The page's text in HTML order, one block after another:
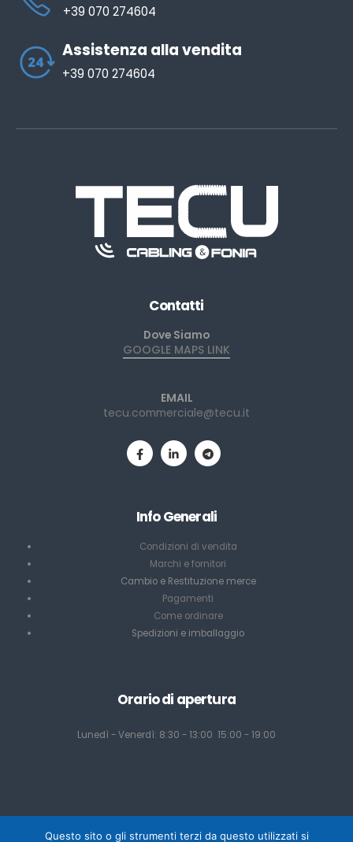
+39 070 274604
Assistenza alla vendita
+39 070 274604
Contatti
Dove Siamo
GOOGLE MAPS LINK
EMAIL
tecu.commerciale@tecu.it
Info Generali
Condizioni di vendita
Marchi e fornitori
Cambio e Restituzione merce
Pagamenti
Come ordinare
Spedizioni e imballaggio
Orario di apertura
Lunedì - Venerdì: 8:30 - 13:00 15:00 - 19:00
Questo sito o gli strumenti terzi da questo utilizzati si